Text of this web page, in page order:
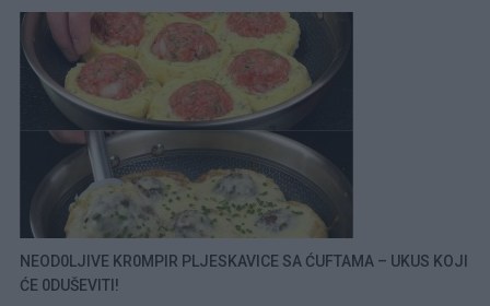
NEOD0LJIVE KR0MPIR PLJESKAVICE SA ĆUFTAMA – UKUS KOJI
ĆE 0DUŠEVITI!